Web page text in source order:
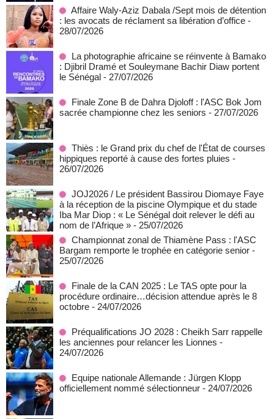
Affaire Waly-Aziz Dabala /Sept mois de détention
: les avocats de réclament sa libération d’office -
28/07/2026
La photographie africaine se réinvente à Bamako
: Djibril Dramé et Souleymane Bachir Diaw portent
le Sénégal - 27/07/2026
Finale Zone B de Dahra Djoloff : l'ASC Bok Jom
sacrée championne chez les seniors - 27/07/2026
Thiès : le Grand prix du chef de l'État de courses
hippiques reporté à cause des fortes pluies -
26/07/2026
JOJ2026 / Le président Bassirou Diomaye Faye
à la réception de la piscine Olympique et du stade
Iba Mar Diop : « Le Sénégal doit relever le défi au
nom de l’Afrique » - 25/07/2026
Championnat zonal de Thiamène Pass : l'ASC
Bargam remporte le trophée en catégorie senior -
25/07/2026
Finale de la CAN 2025 : Le TAS opte pour la
procédure ordinaire…décision attendue après le 8
octobre - 24/07/2026
Préqualifications JO 2028 : Cheikh Sarr rappelle
les anciennes pour relancer les Lionnes -
24/07/2026
Equipe nationale Allemande : Jürgen Klopp
officiellement nommé sélectionneur - 24/07/2026